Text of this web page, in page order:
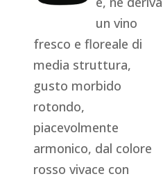
un vino
fresco e floreale di
media struttura,
gusto morbido
rotondo,
piacevolmente
armonico, dal colore
rosso vivace con